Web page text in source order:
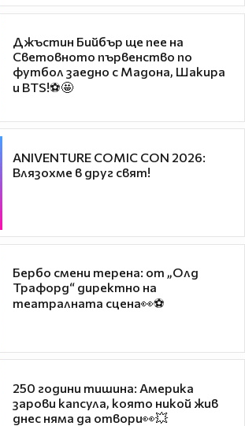
Джъстин Бийбър ще пее на
Световното първенство по
футбол заедно с Мадона, Шакира
и BTS!⚽🤩
ANIVENTURE COMIC CON 2026:
Влязохме в друг свят!
Бербо смени терена: от „Олд
Трафорд“ директно на
театралната сцена👀⚽
250 години тишина: Америка
зарови капсула, която никой жив
днес няма да отвори👀💥